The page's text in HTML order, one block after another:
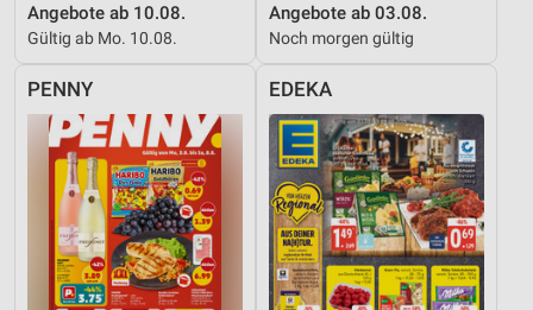
Angebote ab 10.08.
Gültig ab Mo. 10.08.
Angebote ab 03.08.
Noch morgen gültig
PENNY EDEKA